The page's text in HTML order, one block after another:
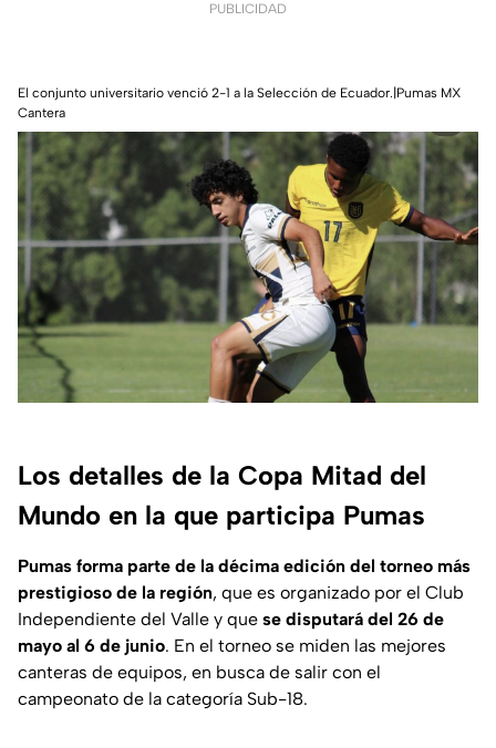
PUBLICIDAD
El conjunto universitario venció 2-1 a la Selección de Ecuador.|Pumas MX
Cantera
Los detalles de la Copa Mitad del
Mundo en la que participa Pumas
Pumas forma parte de la décima edición del torneo más
prestigioso de la región, que es organizado por el Club
Independiente del Valle y que se disputará del 26 de
mayo al 6 de junio. En el torneo se miden las mejores
canteras de equipos, en busca de salir con el
campeonato de la categoría Sub-18.